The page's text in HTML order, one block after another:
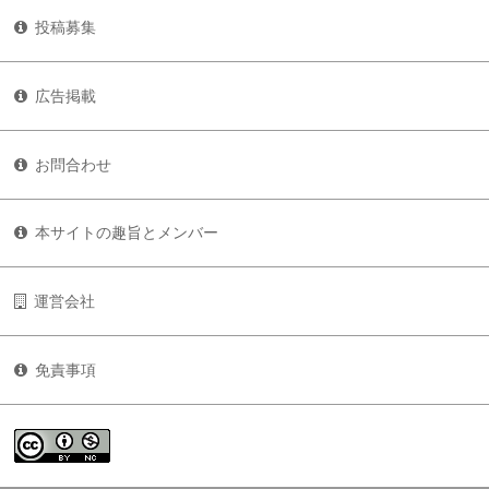
投稿募集
広告掲載
お問合わせ
本サイトの趣旨とメンバー
運営会社
免責事項